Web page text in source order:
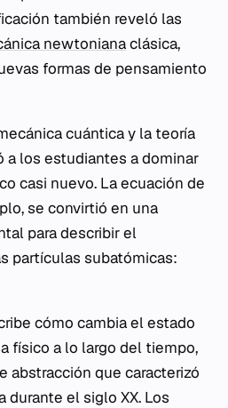
también reveló las
newtonianaclásica,
formas de pensamiento
cuántica y la teoría
a los estudiantes a dominar
casi nuevo. La ecuación de
se convirtió en una
para describir el
partículas subatómicas:
cómo cambia el estado
físico a lo largo del tiempo,
abstracción que caracterizó
durante el siglo XX. Los